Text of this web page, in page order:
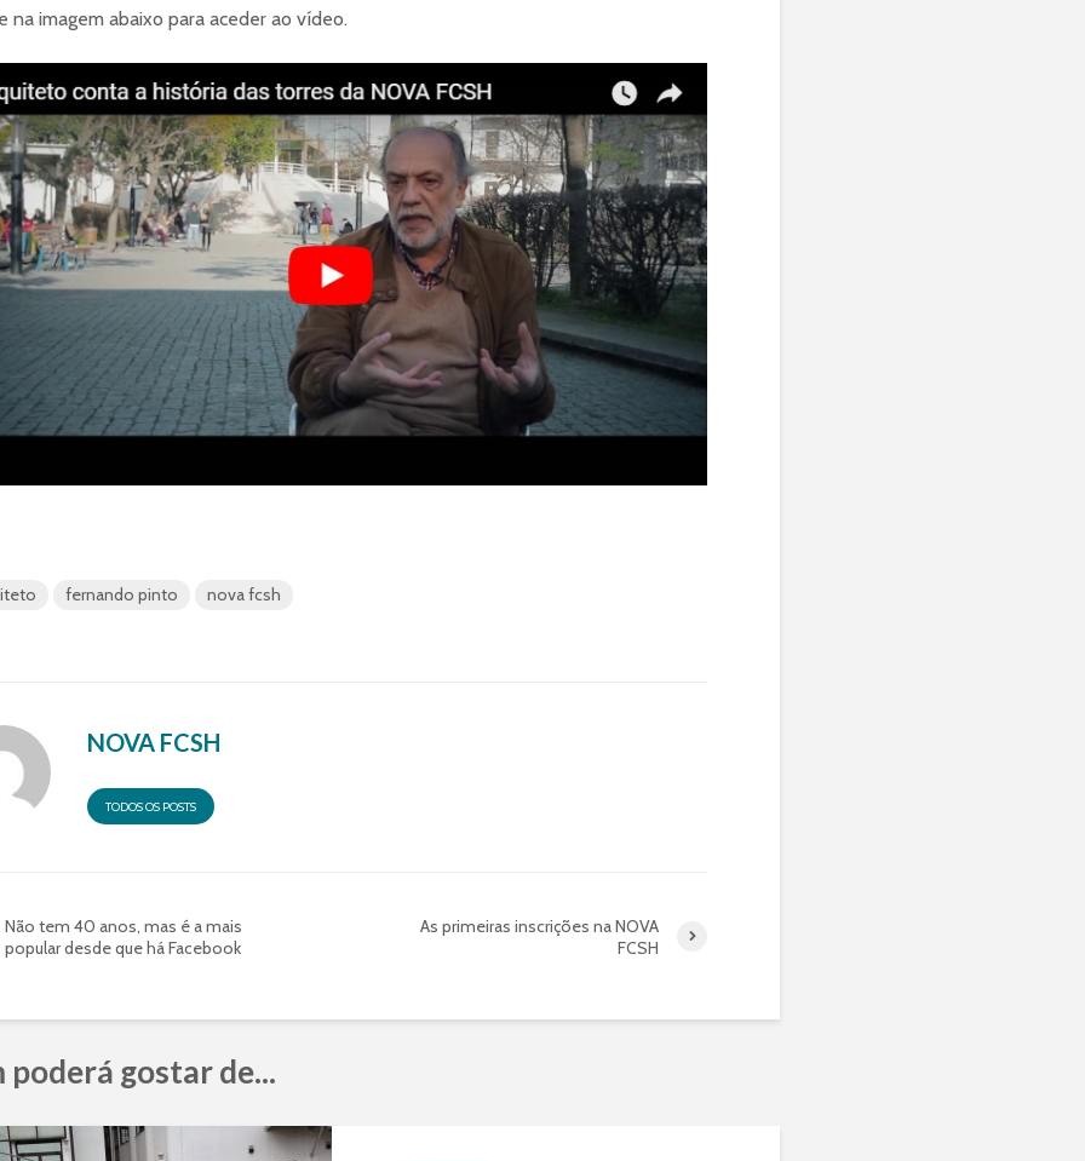
na imagem abaixo para aceder ao vídeo.
fernando pinto nova fcsh
NOVA FCSH
TODOS OS POSTS
Não tem 40 anos, mas é a mais
popular desde que há Facebook
As primeiras inscrições na NOVA
FCSH
poderá gostar de...